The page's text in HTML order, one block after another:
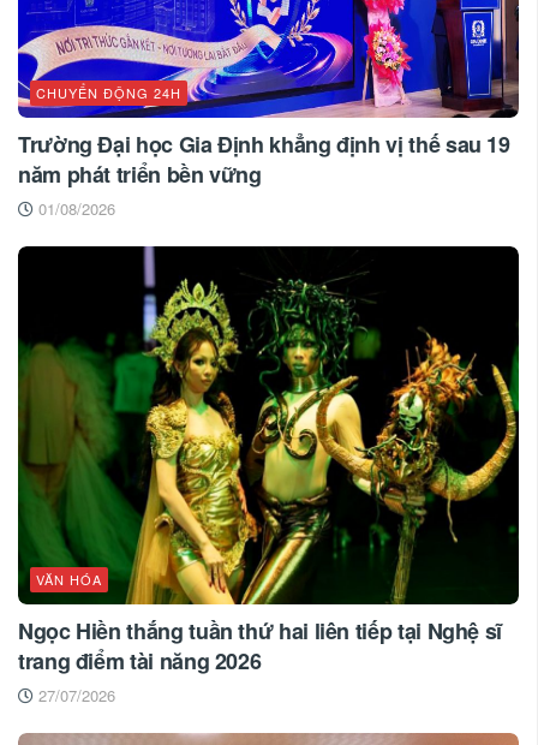
CHUYỂN ĐỘNG 24H
Trường Đại học Gia Định khẳng định vị thế sau 19
năm phát triển bền vững
01/08/2026
VĂN HÓA
Ngọc Hiền thắng tuần thứ hai liên tiếp tại Nghệ sĩ
trang điểm tài năng 2026
27/07/2026